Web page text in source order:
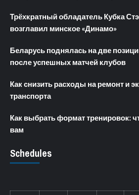
Трёхкратный обладатель Кубка
возглавил минское «Динамо»
Беларусь поднялась на две
после успешных матчей клубов
Как снизить расходы на ремонт и
транспорта
Как выбрать формат тренировок:
вам
Schedules